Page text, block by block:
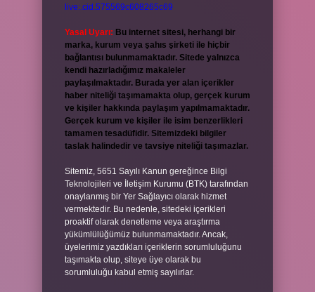
live:.cid.575569c608265c69
Yasal Uyarı: Bu internet sitesi, herhangi bir
marka, kurum veya şahıs şirketi ile hiçbir
bağlantısı bulunmamaktadır. Sitede yalnızca
kendi hazırladığımız makaleler
paylaşılmaktadır. Burada yer alan içerikler
haber niteliği taşımamakta olup, gerçek kurum
ve kişiler hakkında paylaşım yapılmamaktadır.
Gerçek kurum ve kişiler ile isim benzerlikleri
tamamen tesadüfidir. Sitemizdeki bilgiler
taslak halindedir ve tavsiye niteliği taşımazlar.
Sitemiz, 5651 Sayılı Kanun gereğince Bilgi
Teknolojileri ve İletişim Kurumu (BTK) tarafından
onaylanmış bir Yer Sağlayıcı olarak hizmet
vermektedir. Bu nedenle, sitedeki içerikleri
proaktif olarak denetleme veya araştırma
yükümlülüğümüz bulunmamaktadır. Ancak,
üyelerimiz yazdıkları içeriklerin sorumluluğunu
taşımakta olup, siteye üye olarak bu
sorumluluğu kabul etmiş sayılırlar.